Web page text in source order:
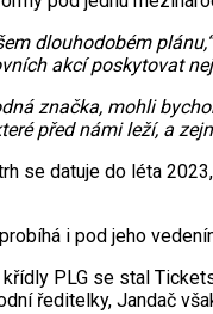
dlouhodobém plánu,“
akcí poskytovat
značka, mohli
před námi leží, a
se datuje do léta
i pod jeho
PLG se stal
ředitelky, Jandač